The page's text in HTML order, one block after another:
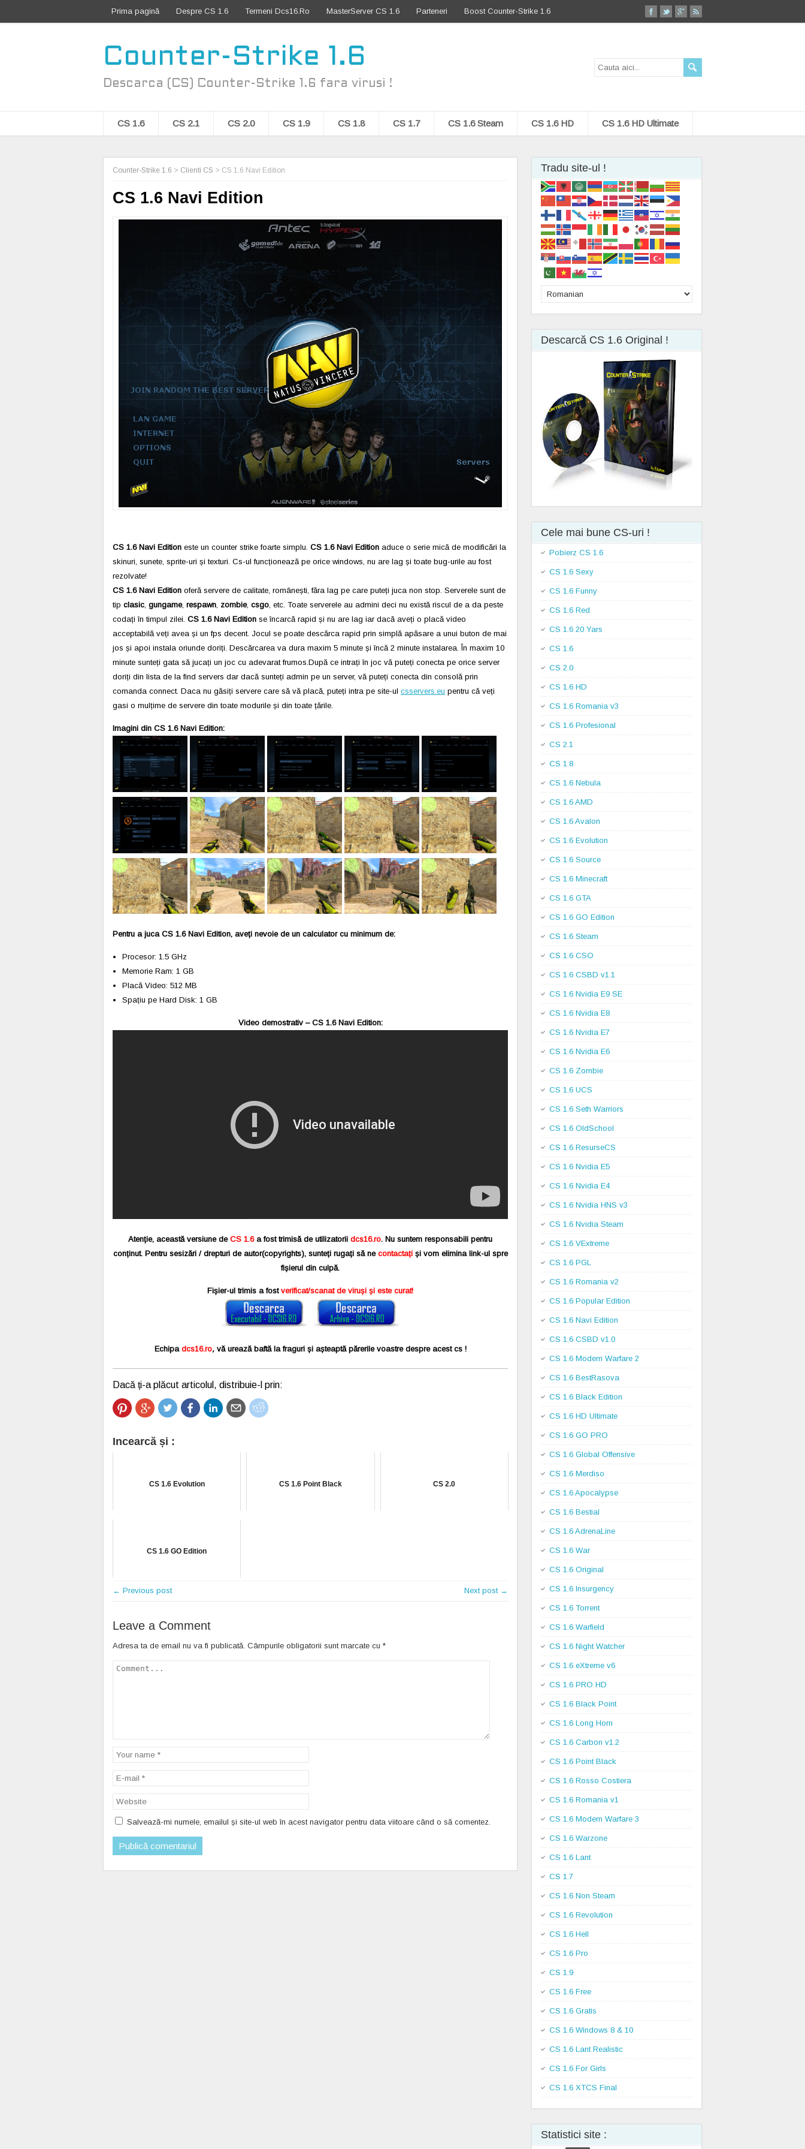
Prima pagină Despre CS 1.6 Termeni Dcs16.Ro MasterServer CS 1.6 Parteneri Boost Counter-Strike 1.6
Counter-Strike 1.6
Descarca (CS) Counter-Strike 1.6 fara virusi !
CS 1.6 CS 2.1 CS 2.0 CS 1.9 CS 1.8 CS 1.7 CS 1.6 Steam CS 1.6 HD CS 1.6 HD Ultimate
Counter-Strike 1.6 > Clienti CS > CS 1.6 Navi Edition
CS 1.6 Navi Edition
CS 1.6 Navi Edition este un counter strike foarte simplu. CS 1.6 Navi Edition aduce o serie mică de modificări la
skinuri, sunete, sprite-uri și texturi. Cs-ul funcționează pe orice windows, nu are lag și toate bug-urile au fost
rezolvate!
CS 1.6 Navi Edition oferă servere de calitate, românești, făra lag pe care puteți juca non stop. Serverele sunt de
tip clasic, gungame, respawn, zombie, csgo, etc. Toate serverele au admini deci nu există riscul de a da peste
codați în timpul zilei. CS 1.6 Navi Edition se încarcă rapid și nu are lag iar dacă aveți o placă video
acceptabilă veți avea și un fps decent. Jocul se poate descărca rapid prin simplă apăsare a unui buton de mai
jos și apoi instala oriunde doriți. Descărcarea va dura maxim 5 minute și încă 2 minute instalarea. În maxim 10
minute sunteți gata să jucați un joc cu adevarat frumos.După ce intrați în joc vă puteți conecta pe orice server
doriți din lista de la find servers dar dacă sunteți admin pe un server, vă puteți conecta din consolă prin
comanda connect. Daca nu găsiți servere care să vă placă, puteți intra pe site-ul csservers.eu pentru că veți
gasi o mulțime de servere din toate modurile și din toate țările.
Imagini din CS 1.6 Navi Edition:
Pentru a juca CS 1.6 Navi Edition, aveți nevoie de un calculator cu minimum de:
Procesor: 1.5 GHz
Memorie Ram: 1 GB
Placă Video: 512 MB
Spațiu pe Hard Disk: 1 GB
Video demostrativ – CS 1.6 Navi Edition:
Atenție, această versiune de CS 1.6a fost trimisă de utilizatorii dcs16.ro. Nu suntem responsabili pentru
conținut. Pentru sesizări / drepturi de autor(copyrights), sunteți rugați să ne contactațiși vom elimina link-ul spre
fișierul din culpă.
Fișier-ul trimis a fost verificat/scanat de viruși și este curat!
Echipa dcs16.ro,vă urează baftă la fraguri și așteaptă părerile voastre despre acest cs !
Dacă ți-a plăcut articolul, distribuie-l prin:
Incearcă și :
CS 1.6 Evolution CS 1.6 Point Black CS 2.0
CS 1.6 GO Edition
← Previous post Next post →
Leave a Comment
Adresa ta de email nu va fi publicată. Câmpurile obligatorii sunt marcate cu *
Salvează-mi numele, emailul și site-ul web în acest navigator pentru data viitoare când o să comentez.
Tradu site-ul !
Descarcă CS 1.6 Original !
Cele mai bune CS-uri !
Pobierz CS 1.6
CS 1.6 Sexy
CS 1.6 Funny
CS 1.6 Red
CS 1.6 20 Yars
CS 1.6
CS 2.0
CS 1.6 HD
CS 1.6 Romania v3
CS 1.6 Profesional
CS 2.1
CS 1.8
CS 1.6 Nebula
CS 1.6 AMD
CS 1.6 Avalon
CS 1.6 Evolution
CS 1.6 Source
CS 1.6 Minecraft
CS 1.6 GTA
CS 1.6 GO Edition
CS 1.6 Steam
CS 1.6 CSO
CS 1.6 CSBD v1.1
CS 1.6 Nvidia E9 SE
CS 1.6 Nvidia E8
CS 1.6 Nvidia E7
CS 1.6 Nvidia E6
CS 1.6 Zombie
CS 1.6 UCS
CS 1.6 Seth Warriors
CS 1.6 OldSchool
CS 1.6 ResurseCS
CS 1.6 Nvidia E5
CS 1.6 Nvidia E4
CS 1.6 Nvidia HNS v3
CS 1.6 Nvidia Steam
CS 1.6 VExtreme
CS 1.6 PGL
CS 1.6 Romania v2
CS 1.6 Popular Edition
CS 1.6 Navi Edition
CS 1.6 CSBD v1.0
CS 1.6 Modern Warfare 2
CS 1.6 BestRasova
CS 1.6 Black Edition
CS 1.6 HD Ultimate
CS 1.6 GO PRO
CS 1.6 Global Offensive
CS 1.6 Merdiso
CS 1.6 Apocalypse
CS 1.6 Bestial
CS 1.6 AdrenaLine
CS 1.6 War
CS 1.6 Original
CS 1.6 Insurgency
CS 1.6 Torrent
CS 1.6 Warfield
CS 1.6 Night Watcher
CS 1.6 eXtreme v6
CS 1.6 PRO HD
CS 1.6 Black Point
CS 1.6 Long Horn
CS 1.6 Carbon v1.2
CS 1.6 Point Black
CS 1.6 Rosso Costiera
CS 1.6 Romania v1
CS 1.6 Modern Warfare 3
CS 1.6 Warzone
CS 1.6 Lant
CS 1.7
CS 1.6 Non Steam
CS 1.6 Revolution
CS 1.6 Hell
CS 1.6 Pro
CS 1.9
CS 1.6 Free
CS 1.6 Gratis
CS 1.6 Windows 8 & 10
CS 1.6 Lant Realistic
CS 1.6 For Girls
CS 1.6 XTCS Final
Statistici site :